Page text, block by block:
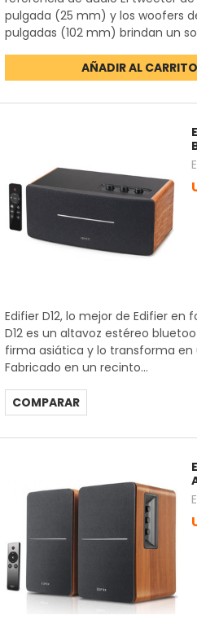
pulgada (25 mm) y los woofers
pulgadas (102 mm) brindan un
AÑADIR AL CARRITO
Edifier D12, lo mejor de Edifier en
D12 es un altavoz estéreo
firma asiática y lo transforma
Fabricado en un recinto...
COMPARAR